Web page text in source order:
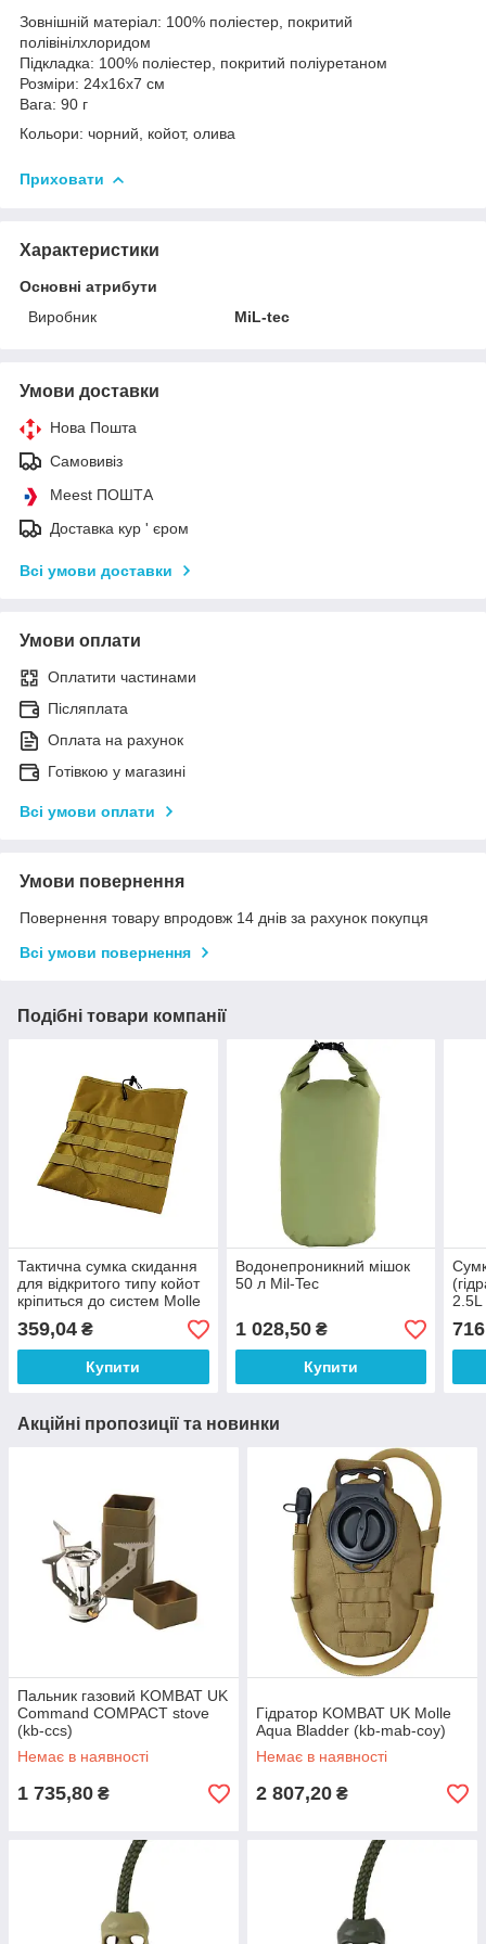
Зовнішній матеріал: 100% поліестер, покритий
полівінілхлоридом
Підкладка: 100% поліестер, покритий поліуретаном
Розміри: 24х16х7 см
Вага: 90 г
Кольори: чорний, койот, олива
Приховати
Характеристики
Основні атрибути
Виробник
MiL-tec
Умови доставки
Нова Пошта
Самовивіз
Meest ПОШТА
Доставка кур ' єром
Всі умови доставки
Умови оплати
Оплатити частинами
Післяплата
Оплата на рахунок
Готівкою у магазині
Всі умови оплати
Умови повернення
Повернення товару впродовж 14 днів за рахунок покупця
Всі умови повернення
Подібні товари компанії
Тактична сумка скидання
для відкритого типу койот
кріпиться до систем Molle
359,04 ₴
Купити
Водонепроникний мішок
50 л Mil-Tec
1 028,50₴
Купити
2.5L
Акційні пропозиції та новинки
Пальник газовий KOMBAT UK
Command COMPACT stove
(kb-ccs)
Немає в наявності
1 735,80 ₴
Гідратор KOMBAT UK Molle
Aqua Bladder (kb-mab-coy)
Немає в наявності
2 807,20 ₴